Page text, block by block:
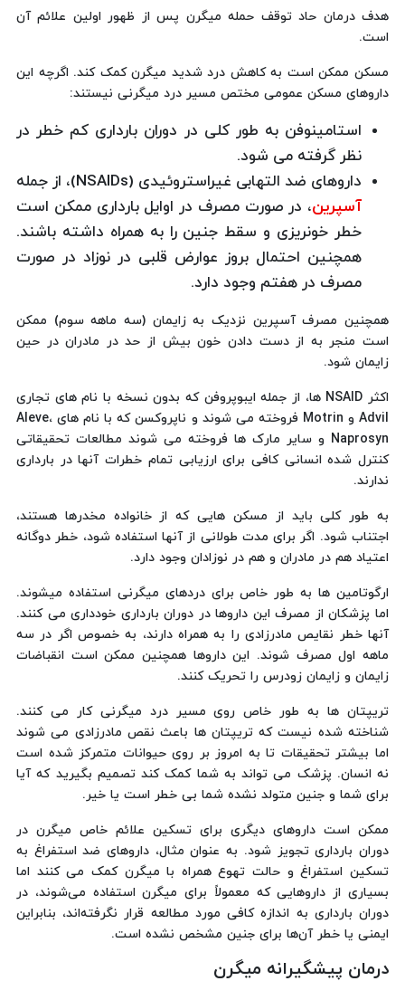
هدف درمان حاد توقف حمله میگرن پس از ظهور اولین علائم آن
است.
مسکن‌ ممکن است به کاهش درد شدید میگرن کمک کند. اگرچه این
داروهای مسکن عمومی مختص مسیر درد میگرنی نیستند:
استامینوفن به طور کلی در دوران بارداری کم خطر در
نظر گرفته می شود.
داروهای ضد التهابی غیراستروئیدی (NSAIDs)، از جمله
آسپرین، در صورت مصرف در اوایل بارداری ممکن است
خطر خونریزی و سقط جنین را به همراه داشته باشند.
همچنین احتمال بروز عوارض قلبی در نوزاد در صورت
مصرف در هفتم وجود دارد.
همچنین مصرف آسپرین نزدیک به زایمان (سه ماهه سوم) ممکن
است منجر به از دست دادن خون بیش از حد در مادران در حین
زایمان شود.
اکثر NSAID ها، از جمله ایبوپروفن که بدون نسخه با نام های تجاری
Advil و Motrin فروخته می شوند و ناپروکسن که با نام های Aleve،
Naprosyn و سایر مارک ها فروخته می شوند مطالعات تحقیقاتی
کنترل شده انسانی کافی برای ارزیابی تمام خطرات آنها در بارداری
ندارند.
به طور کلی باید از مسکن هایی که از خانواده مخدرها هستند،
اجتناب شود. اگر برای مدت طولانی از آنها استفاده شود، خطر دوگانه
اعتیاد هم در مادران و هم در نوزادان وجود دارد.
ارگوتامین ها به طور خاص برای دردهای میگرنی استفاده میشوند.
اما پزشکان از مصرف این داروها در دوران بارداری خودداری می کنند.
آنها خطر نقایص مادرزادی را به همراه دارند، به خصوص اگر در سه
ماهه اول مصرف شوند. این داروها همچنین ممکن است انقباضات
زایمان و زایمان زودرس را تحریک کنند.
تریپتان ها به طور خاص روی مسیر درد میگرنی کار می کنند.
شناخته شده نیست که تریپتان ها باعث نقص مادرزادی می شوند
اما بیشتر تحقیقات تا به امروز بر روی حیوانات متمرکز شده است
نه انسان. پزشک می تواند به شما کمک کند تصمیم بگیرید که آیا
برای شما و جنین متولد نشده شما بی خطر است یا خیر.
ممکن است داروهای دیگری برای تسکین علائم خاص میگرن در
دوران بارداری تجویز شود. به عنوان مثال، داروهای ضد استفراغ به
تسکین استفراغ و حالت تهوع همراه با میگرن کمک می کنند اما
بسیاری از داروهایی که معمولاً برای میگرن استفاده می‌شوند، در
دوران بارداری به اندازه کافی مورد مطالعه قرار نگرفته‌اند، بنابراین
ایمنی یا خطر آن‌ها برای جنین مشخص نشده است.
درمان پیشگیرانه میگرن